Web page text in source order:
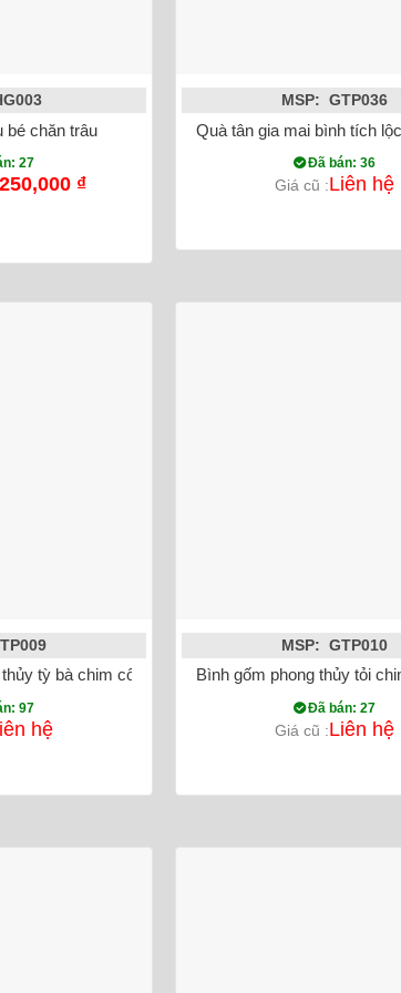
bé chăn trâu
27
Giá
250,000 ₫Giá
250,000 ₫.
MSP: GTP036
Quà tân gia mai bình tích
Đã bán: 36
Giá cũ :Liên hệ
tỳ bà chim công đắp nổi màu đỏ
97
hệ
MSP: GTP010
Bình gốm phong thủy tỏi
Đã bán: 27
Giá cũ :Liên hệ